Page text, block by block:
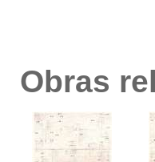
Obras